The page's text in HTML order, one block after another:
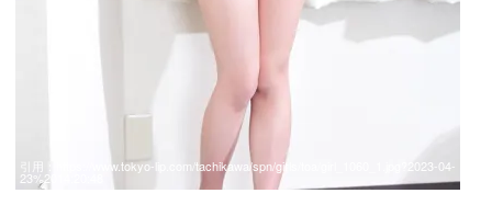
引用： https://www.tokyo-lip.com/tachikawa/spn/girls/toa/girl_1060_1.jpg?2023-04-
23%2014:20:48